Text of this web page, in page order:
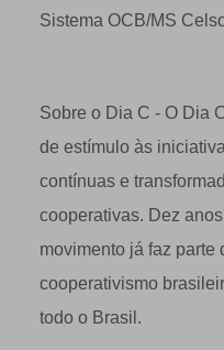
Sistema OCB/MS
Sobre o Dia C - O Dia
de estímulo às
contínuas e
cooperativas. Dez
movimento já faz parte
cooperativismo
todo o Brasil.